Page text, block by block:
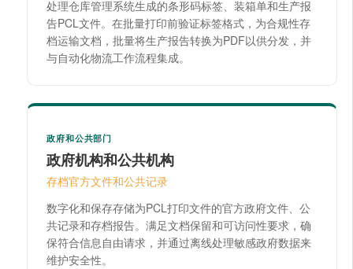
处理仓库管理系统生成的条形码标签、装箱单和生产报
告PCL文件。在批量打印前验证标签格式，为合规性存
档运输文档，批量将生产报告转换为PDF以供分发，并
与自动化物流工作流程集成。
政府和公共部门
政府机构和公共机构
存档官方文件和公共记录
数字化和保存存储为PCL打印文件的官方政府文件、公
共记录和存档报告。满足文档保留和可访问性要求，确
保符合信息自由请求，并通过离线处理敏感政府数据来
维护安全性。